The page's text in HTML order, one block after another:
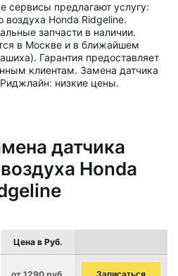
сервисы предлагают услугу:
воздуха Honda Ridgeline.
запчасти в наличии.
в Москве и в ближайшем
Гарантия предоставляет
клиентам. Замена датчика
низкие цены.
датчика
Honda
Цена в Руб.